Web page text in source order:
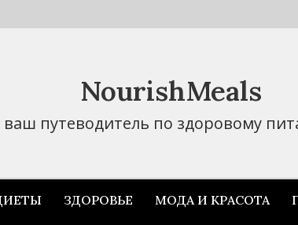
NourishMeals
ваш путеводитель по здоровому
ЗДОРОВЬЕ МОДА И КРАСОТА